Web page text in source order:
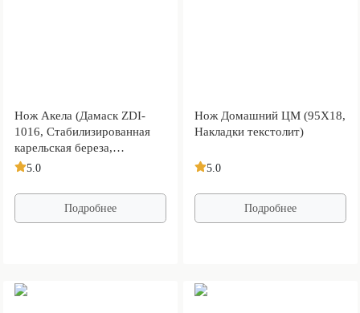
Нож Акела (Дамаск ZDI-
1016, Стабилизированная
карельская береза,
Алюминий)
5.0
Подробнее
Нож Домашний ЦМ (95Х18,
Накладки текстолит)
5.0
Подробнее